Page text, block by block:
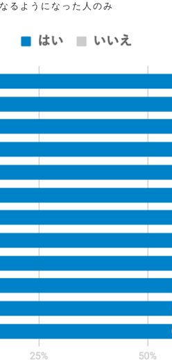
るようになった人のみ